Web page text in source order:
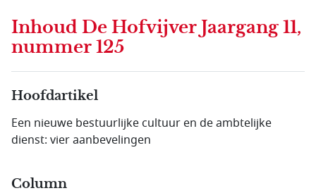
Inhoud De Hofvijver Jaargang 11,
nummer 125
Hoofdartikel
Een nieuwe bestuurlijke cultuur en de ambtelijke
dienst: vier aanbevelingen
Column